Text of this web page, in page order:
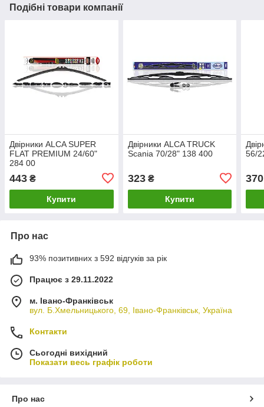
Подібні товари компанії
Двірники ALCA SUPER
FLAT PREMIUM 24/60"
284 00
443 ₴
Купити
Двірники ALCA TRUCK
Scania 70/28" 138 400
323₴
Купити
56/
370
Про нас
93% позитивних з 592 відгуків за рік
Працює з 29.11.2022
м. Івано-Франківськ
вул. Б.Хмельницького, 69, Івано-Франківськ, Україна
Контакти
Сьогодні вихідний
Показати весь графік роботи
Про нас